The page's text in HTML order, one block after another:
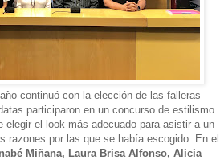
continuó con la elección de las falleras
participaron en un concurso de estilismo
elegir el look más adecuado para asistir a un
razones por las que se había escogido. En el
Miñana, Laura Brisa Alfonso, Alicia